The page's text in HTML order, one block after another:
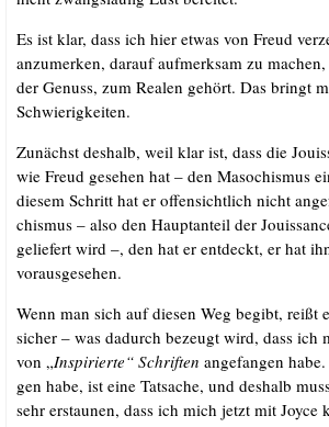
Es ist klar, dass ich hier etwas von Freud
anzu­mer­ken, dar­auf auf­merk­sam zu machen,
der Genuss, zum Rea­len gehört. Das bringt
Schwierigkeiten.
Zunächst des­halb, weil klar ist, dass die
wie Freud gese­hen hat – den Maso­chis­mus
die­sem Schritt hat er offen­sicht­lich nicht
chis­mus – also den Haupt­an­teil der
gelie­fert wird –, den hat er ent­deckt, er hat
vorausgesehen.
Wenn man sich auf die­sen Weg begibt, reißt
sicher – was dadurch bezeugt wird, dass ich
von „Inspi­rier­te“ Schrif­ten ange­fan­gen
gen habe, ist eine Tat­sa­che, und des­halb
sehr erstau­nen, dass ich mich jetzt mit Joy­ce